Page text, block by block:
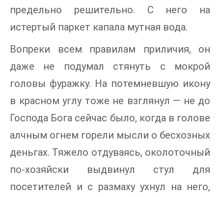
предельно решительно. С него на
истертый паркет капала мутная вода.
Вопреки всем правилам приличия, он
даже не подумал стянуть с мокрой
головы фуражку. На потемневшую икону
в красном углу тоже не взглянул — не до
Господа Бога сейчас было, когда в голове
алчным огнем горели мысли о бесхозных
деньгах. Тяжело отдуваясь, околоточный
по-хозяйски выдвинул стул для
посетителей и с размаху ухнул на него,